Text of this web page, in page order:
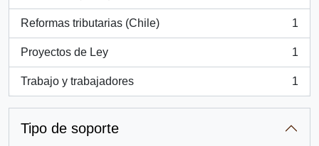
Reformas tributarias (Chile)
, 1 resultados
1
Proyectos de Ley
, 1 resultados
1
Trabajo y trabajadores
, 1 resultados
1
Tipo de soporte